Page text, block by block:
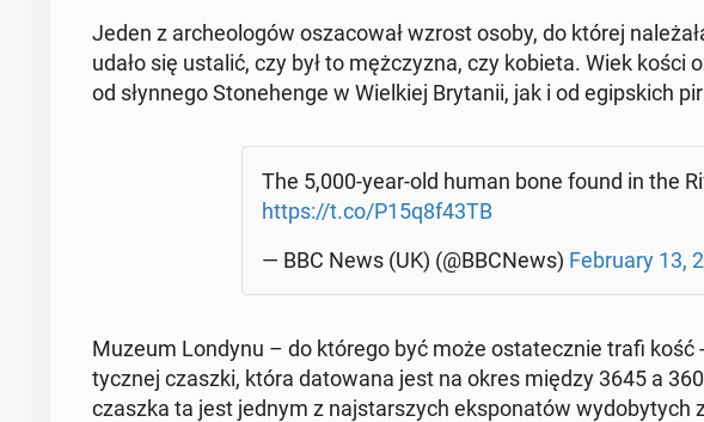
Jeden z ar­che­olo­gów osza­co­wał wzrost osoby, do której
udało się ustalić, czy był to męż­czy­zna, czy kobieta. Wiek
od słyn­ne­go Sto­ne­hen­ge w Wiel­kiej Bry­ta­nii, jak i od egip­skich
The 5,000-year-old human bone found in the
https://t.co/P15q8f43TB
— BBC News (UK) (@BBCNews) Fe­bru­ary 13,
Muzeum Londynu – do którego być może osta­tecz­nie trafi
tycz­nej czaszki, która da­to­wa­na jest na okres między 3645 a
czaszka ta jest jednym z naj­star­szych eks­po­na­tów wy­do­by­tych